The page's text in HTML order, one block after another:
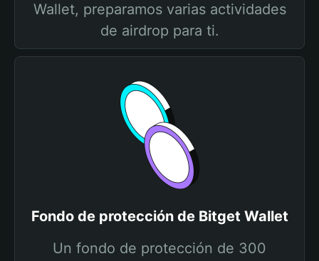
Wallet, preparamos varias actividades
de airdrop para ti.
Fondo de protección de Bitget Wallet
Un fondo de protección de 300